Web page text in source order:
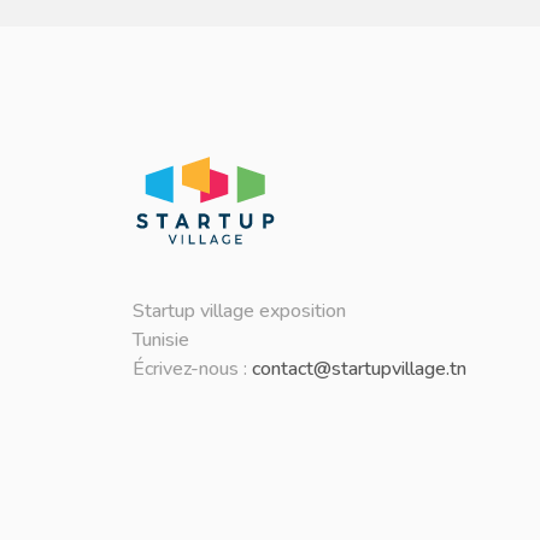
Startup village exposition
Tunisie
Écrivez-nous : contact@startupvillage.tn